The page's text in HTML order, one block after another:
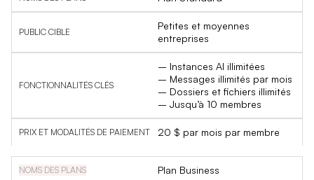
Petites et moyennes
entreprises
– Instances AI illimitées
– Messages illimités par mois
– Dossiers et fichiers illimités
– Jusqu’à 10 membres
20 $ par mois par membre
Plan Business